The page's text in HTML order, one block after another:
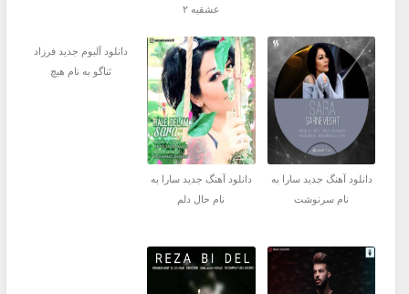
عشقیه ۲
دانلود آهنگ جدید سارا به
نام سرنوشت
دانلود آهنگ جدید سارا به
نام حال دلم
دانلود آلبوم جدید فرزاد
ثناگو به نام هیچ